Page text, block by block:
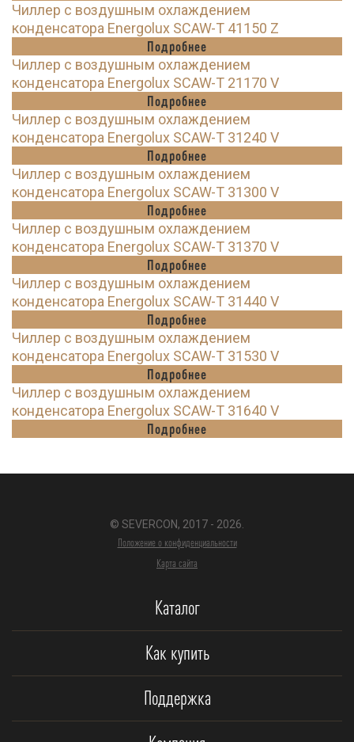
Чиллер с воздушным охлаждением
конденсатора Energolux SCAW-T 41150 Z
Подробнее
Чиллер с воздушным охлаждением
конденсатора Energolux SCAW-T 21170 V
Подробнее
Чиллер с воздушным охлаждением
конденсатора Energolux SCAW-T 31240 V
Подробнее
Чиллер с воздушным охлаждением
конденсатора Energolux SCAW-T 31300 V
Подробнее
Чиллер с воздушным охлаждением
конденсатора Energolux SCAW-T 31370 V
Подробнее
Чиллер с воздушным охлаждением
конденсатора Energolux SCAW-T 31440 V
Подробнее
Чиллер с воздушным охлаждением
конденсатора Energolux SCAW-T 31530 V
Подробнее
Чиллер с воздушным охлаждением
конденсатора Energolux SCAW-T 31640 V
Подробнее
© SEVERCON, 2017 - 2026.
Положение о конфиденциальности
Карта сайта
Каталог
Как купить
Поддержка